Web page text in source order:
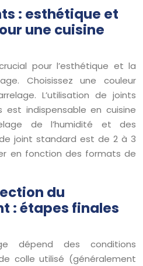
: esthétique et
une cuisine
pour l’esthétique et la
Choisissez une couleur
L’utilisation de joints
indispensable en cuisine
de l’humidité et des
joint standard est de 2 à 3
en fonction des formats de
du
: étapes finales
dépend des conditions
colle utilisé (généralement